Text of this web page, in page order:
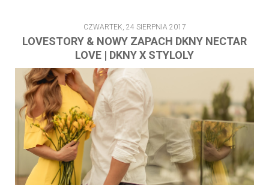
CZWARTEK, 24 SIERPNIA 2017
LOVESTORY & NOWY ZAPACH DKNY NECTAR
LOVE | DKNY X STYLOLY